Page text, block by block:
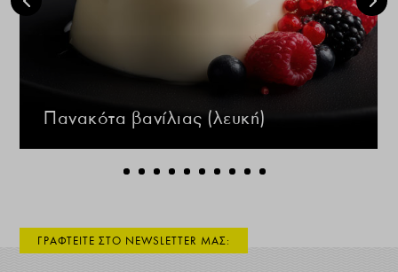
Πανακότα βανίλιας (λευκή)
ΓΡΑΦΤΕΙΤΕ ΣΤΟ NEWSLETTER ΜΑΣ: